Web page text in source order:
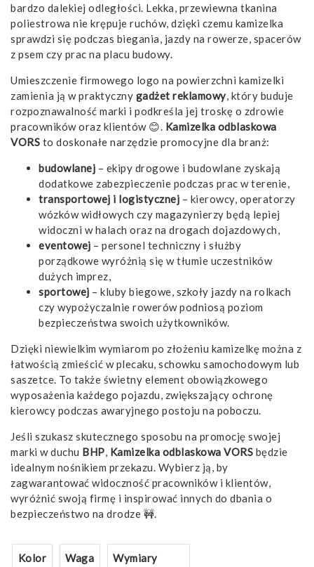
bardzo dalekiej odległości. Lekka, przewiewna tkanina
poliestrowa nie krępuje ruchów, dzięki czemu kamizelka
sprawdzi się podczas biegania, jazdy na rowerze, spacerów
z psem czy prac na placu budowy.
Umieszczenie firmowego logo na powierzchni kamizelki
zamienia ją w praktyczny gadżet reklamowy, który buduje
rozpoznawalność marki i podkreśla jej troskę o zdrowie
pracowników oraz klientów 😊. Kamizelka odblaskowa
VORS to doskonałe narzędzie promocyjne dla branż:
budowlanej – ekipy drogowe i budowlane zyskają
dodatkowe zabezpieczenie podczas prac w terenie,
transportowej i logistycznej – kierowcy, operatorzy
wózków widłowych czy magazynierzy będą lepiej
widoczni w halach oraz na drogach dojazdowych,
eventowej – personel techniczny i służby
porządkowe wyróżnią się w tłumie uczestników
dużych imprez,
sportowej – kluby biegowe, szkoły jazdy na rolkach
czy wypożyczalnie rowerów podniosą poziom
bezpieczeństwa swoich użytkowników.
Dzięki niewielkim wymiarom po złożeniu kamizelkę można z
łatwością zmieścić w plecaku, schowku samochodowym lub
saszetce. To także świetny element obowiązkowego
wyposażenia każdego pojazdu, zwiększający ochronę
kierowcy podczas awaryjnego postoju na poboczu.
Jeśli szukasz skutecznego sposobu na promocję swojej
marki w duchu BHP, Kamizelka odblaskowa VORS będzie
idealnym nośnikiem przekazu. Wybierz ją, by
zagwarantować widoczność pracowników i klientów,
wyróżnić swoją firmę i inspirować innych do dbania o
bezpieczeństwo na drodze 🚧.
Kolor
Waga
Wymiary